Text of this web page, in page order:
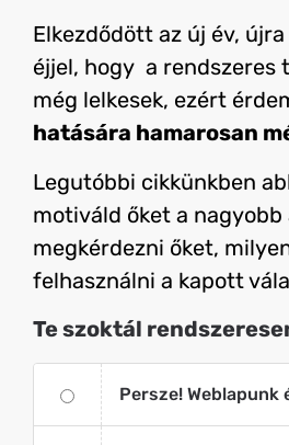
Elkezdődött az új év,
éjjel, hogy a rendszeres
még lelkesek, ezért
hatására hamarosan
Legutóbbi cikkünkben
motiváld őket a
megkérdezni őket,
felhasználni a kapott
Te szoktál
Persze!